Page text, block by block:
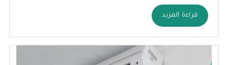
قراءة المزيد